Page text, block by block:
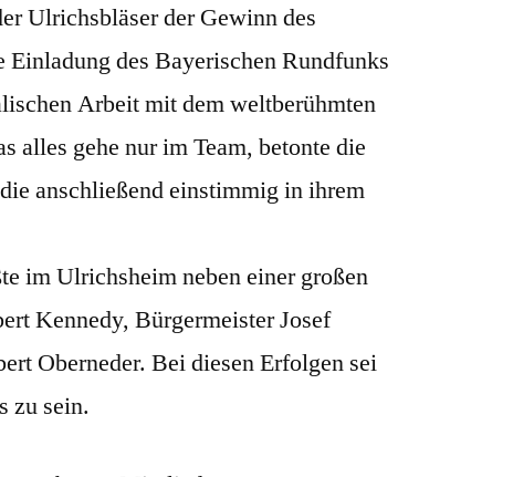
Ulrichsbläser der Gewinn des
des Bayerischen Rundfunks
Arbeit mit dem weltberühmten
alles gehe nur im Team, betonte die
anschließend einstimmig in ihrem
im Ulrichsheim neben einer großen
Kennedy, Bürgermeister Josef
Oberneder. Bei diesen Erfolgen sei
zu sein.